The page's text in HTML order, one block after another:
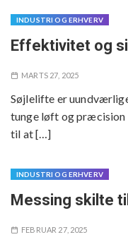
INDUSTRI OG ERHVERV
Effektivitet og
MARTS 27, 2025
Søjlelifte er
tunge løft og præcision
til at […]
INDUSTRI OG ERHVERV
Messing skilte
FEBRUAR 27, 2025